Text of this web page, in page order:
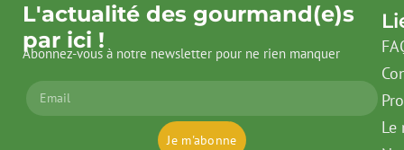
L'actualité des gourmand(e)s
par ici !
Abonnez-vous à notre newsletter pour ne rien manquer
Je m'abonne
Le